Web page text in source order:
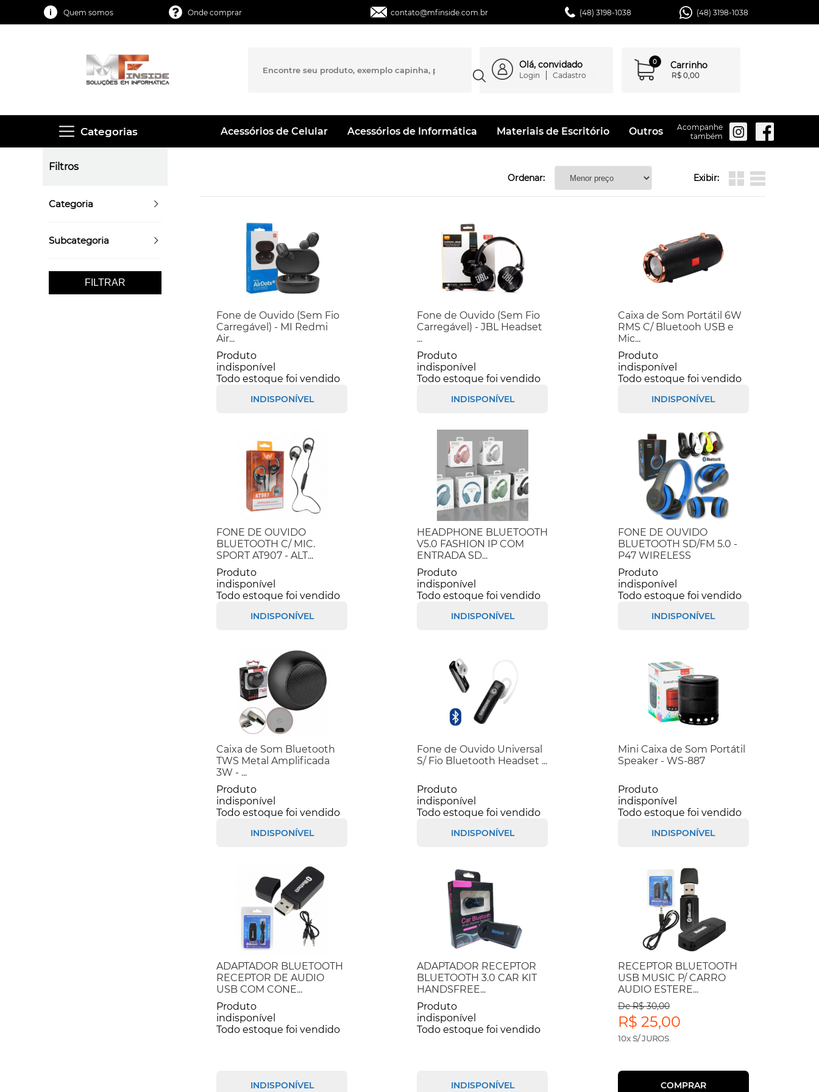
Quem somos Onde comprar contato@mfinside.com.br (48) 3198-1038 (48) 3198-1038
Olá, convidado
Login Cadastro
0 Carrinho
R$ 0,00
Categorias Acessórios de Celular Acessórios de Informática Materiais de Escritório Outros
Acompanhe
também
Filtros
Categoria
Subcategoria
FILTRAR
Ordenar: Exibir:
Fone de Ouvido (Sem Fio
Carregável) - MI Redmi
Air...
Produto
indisponível
Todo estoque foi vendido
INDISPONÍVEL
Fone de Ouvido (Sem Fio
Carregável) - JBL Headset
...
Produto
indisponível
Todo estoque foi vendido
INDISPONÍVEL
Caixa de Som Portátil 6W
RMS C/ Bluetooh USB e
Mic...
Produto
indisponível
Todo estoque foi vendido
INDISPONÍVEL
FONE DE OUVIDO
BLUETOOTH C/ MIC.
SPORT AT907 - ALT...
Produto
indisponível
Todo estoque foi vendido
INDISPONÍVEL
HEADPHONE BLUETOOTH
V5.0 FASHION IP COM
ENTRADA SD...
Produto
indisponível
Todo estoque foi vendido
INDISPONÍVEL
FONE DE OUVIDO
BLUETOOTH SD/FM 5.0 -
P47 WIRELESS
Produto
indisponível
Todo estoque foi vendido
INDISPONÍVEL
Caixa de Som Bluetooth
TWS Metal Amplificada
3W - ...
Produto
indisponível
Todo estoque foi vendido
INDISPONÍVEL
Fone de Ouvido Universal
S/ Fio Bluetooth Headset ...
Produto
indisponível
Todo estoque foi vendido
INDISPONÍVEL
Mini Caixa de Som Portátil
Speaker - WS-887
Produto
indisponível
Todo estoque foi vendido
INDISPONÍVEL
ADAPTADOR BLUETOOTH
RECEPTOR DE AUDIO
USB COM CONE...
Produto
indisponível
Todo estoque foi vendido
INDISPONÍVEL
ADAPTADOR RECEPTOR
BLUETOOTH 3.0 CAR KIT
HANDSFREE...
Produto
indisponível
Todo estoque foi vendido
INDISPONÍVEL
RECEPTOR BLUETOOTH
USB MUSIC P/ CARRO
AUDIO ESTERE...
De R$ 30,00
R$ 25,00
10x S/ JUROS.
COMPRAR